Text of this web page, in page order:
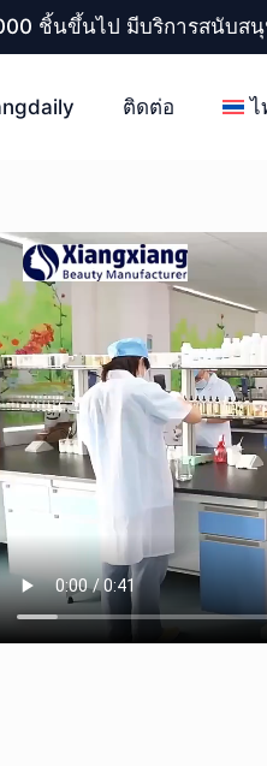
ชิ้นขึ้นไป มีบริการสนับส
ติดต่อ ไ